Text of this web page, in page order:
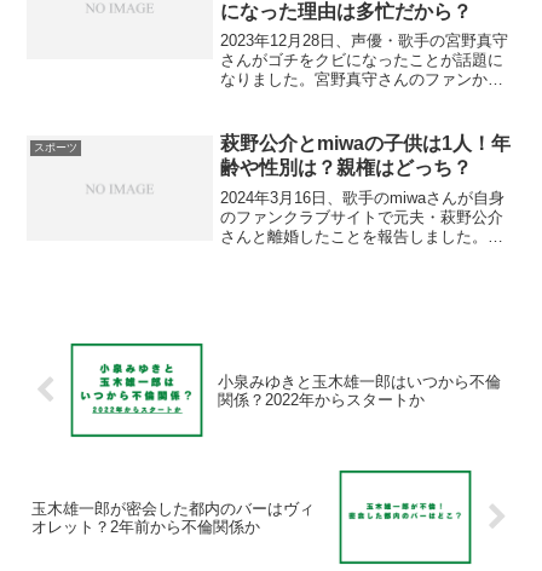
になった理由は多忙だから？
2023年12月28日、声優・歌手の宮野真守
さんがゴチをクビになったことが話題に
なりました。宮野真守さんのファンから
りました。今回は、【2023年】宮野真守
さんの現在の...
スポーツ
萩野公介とmiwaの子供は1人！年
齢や性別は？親権はどっち？
2024年3月16日、歌手のmiwaさんが自身
のファンクラブサイトで元夫・萩野公介
さんと離婚したことを報告しました。そ
小泉みゆきと玉木雄一郎はいつから不倫
関係？2022年からスタートか
玉木雄一郎が密会した都内のバーはヴィ
オレット？2年前から不倫関係か